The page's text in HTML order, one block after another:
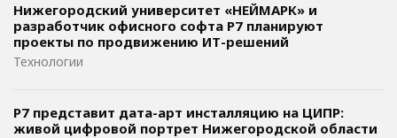
Нижегородский университет «НЕЙМАРК» и
разработчик офисного софта P7 планируют
проекты по продвижению ИТ-решений
Технологии
Р7 представит дата-арт инсталляцию на ЦИПР:
живой цифровой портрет Нижегородской области